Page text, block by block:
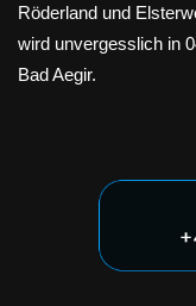
Röderland und
wird unvergesslich in
Bad Aegir.